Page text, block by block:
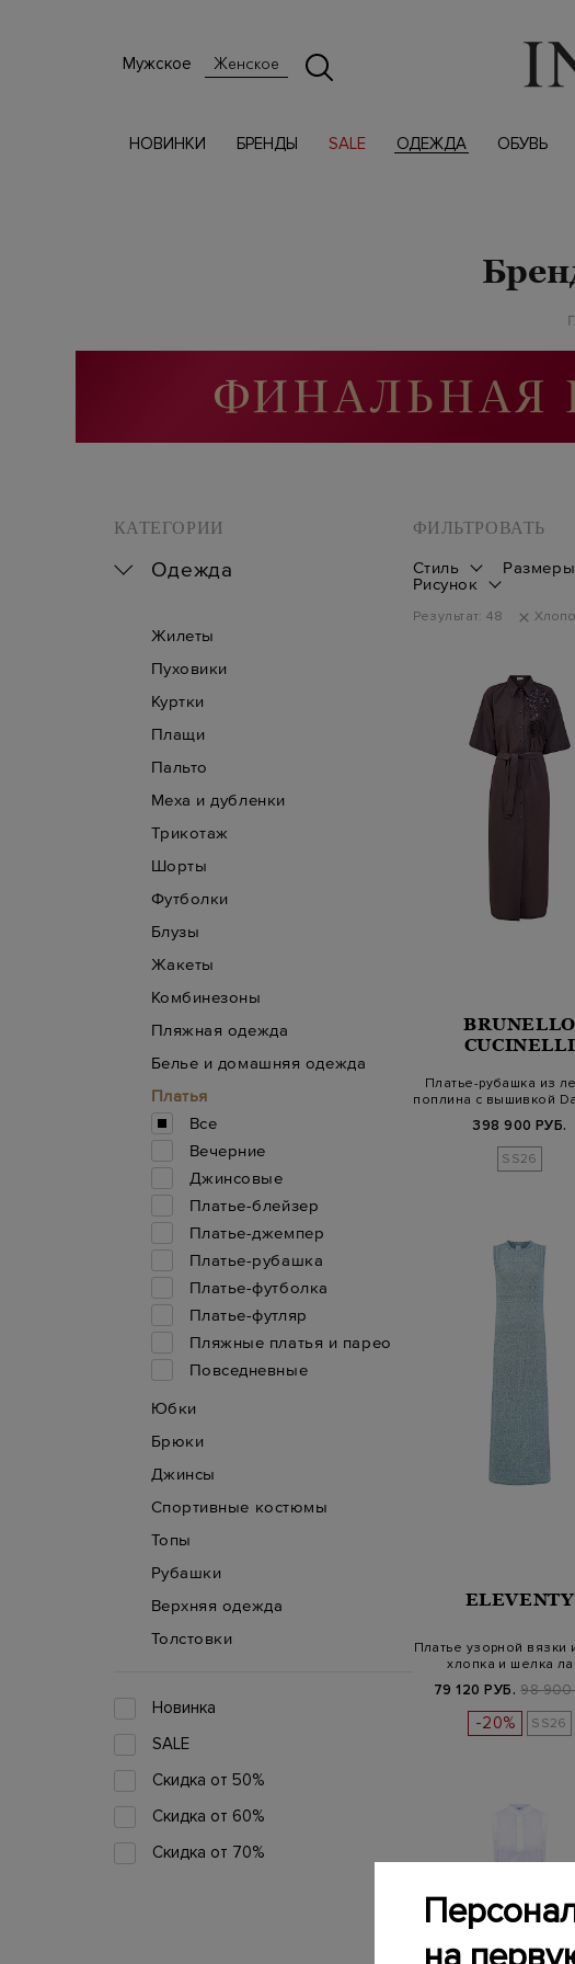
Мужское Женское
НОВИНКИ БРЕНДЫ SALE ОДЕЖДА ОБУВЬ
КАТЕГОРИИ
Одежда
Жилеты
Пуховики
Куртки
Плащи
Пальто
Меха и дубленки
Трикотаж
Шорты
Футболки
Блузы
Жакеты
Комбинезоны
Пляжная одежда
Белье и домашняя одежда
Платья
Все
Вечерние
Джинсовые
Платье-блейзер
Платье-джемпер
Платье-рубашка
Платье-футболка
Платье-футляр
Пляжные платья и парео
Повседневные
Юбки
Брюки
Джинсы
Спортивные костюмы
Топы
Рубашки
Верхняя одежда
Толстовки
Новинка
SALE
Скидка от 50%
Скидка от 60%
Скидка от 70%
ФИЛЬТРОВАТЬ
Стиль Размеры
Рисунок
Результат:48
BRUNELLO
CUCINELLI
Платье-рубашка из
поплина с вышивкой
398 900 РУБ.
SS26
ELEVENTY
Платье узорной вязки
хлопка и шелка
79 120 РУБ. 98 900
-20% SS26